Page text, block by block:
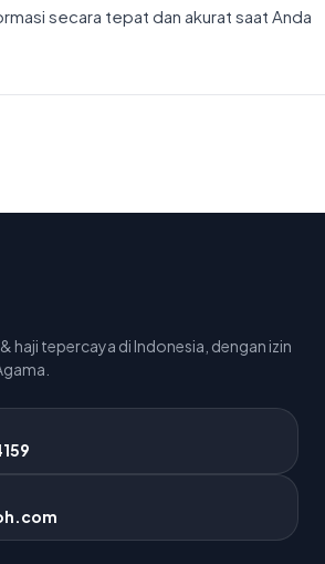
secara tepat dan akurat saat Anda
haji tepercaya di Indonesia, dengan izin